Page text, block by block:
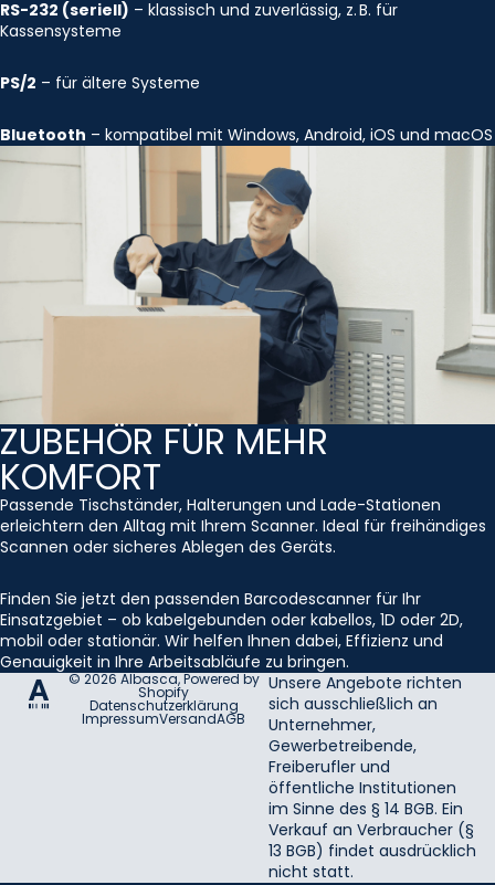
RS-232 (seriell) – klassisch und zuverlässig, z. B. für
Kassensysteme
PS/2 – für ältere Systeme
Bluetooth – kompatibel mit Windows, Android, iOS und macOS
ZUBEHÖR FÜR MEHR
KOMFORT
Passende Tischständer, Halterungen und Lade-Stationen
erleichtern den Alltag mit Ihrem Scanner. Ideal für freihändiges
Scannen oder sicheres Ablegen des Geräts.
Finden Sie jetzt den passenden Barcodescanner für Ihr
Einsatzgebiet – ob kabelgebunden oder kabellos, 1D oder 2D,
mobil oder stationär. Wir helfen Ihnen dabei, Effizienz und
Genauigkeit in Ihre Arbeitsabläufe zu bringen.
© 2026Albasca, Powered by
Shopify
Datenschutzerklärung
ImpressumVersandAGB
Unsere Angebote richten
sich ausschließlich an
Unternehmer,
Gewerbetreibende,
Freiberufler und
öffentliche Institutionen
im Sinne des § 14 BGB. Ein
Verkauf an Verbraucher (§
13 BGB) findet ausdrücklich
nicht statt.